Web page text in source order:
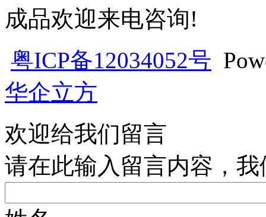
成品欢迎来电咨询!
粤ICP备12034052号
华企立方
欢迎给我们留言
请在此输入留言内容，